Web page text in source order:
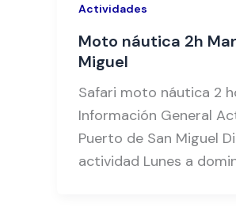
Actividades
Moto náutica 2h
Miguel
Safari moto náutica 2
Información General
Puerto de San Miguel
actividad Lunes a